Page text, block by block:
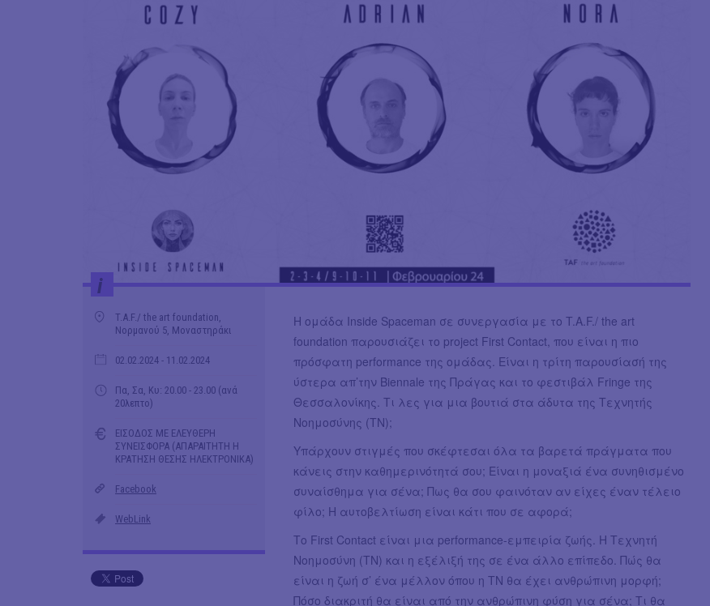
i
T.A.F./ the art foundation,
Νορμανού 5, Μοναστηράκι
02.02.2024 - 11.02.2024
Πα, Σα, Κυ: 20.00 - 23.00 (ανά
20λεπτο)
ΕΙΣΟΔΟΣ ΜΕ ΕΛΕΥΘΕΡΗ
ΣΥΝΕΙΣΦΟΡΑ (ΑΠΑΡΑΙΤΗΤΗ Η
ΚΡΑΤΗΣΗ ΘΕΣΗΣ ΗΛΕΚΤΡΟΝΙΚΑ)
Facebook
WebLink
Η ομάδα Inside Spaceman σε συνεργασία με το T.A.F./ the art
foundation παρουσιάζει το project First Contact, που είναι η πιο
πρόσφατη performance της ομάδας. Είναι η τρίτη παρουσίασή της
ύστερα απ’την Biennale της Πράγας και το φεστιβάλ Fringe της
Θεσσαλονίκης. Τι λες για μια βουτιά στα άδυτα της Τεχνητής
Νοημοσύνης (ΤΝ);
Υπάρχουν στιγμές που σκέφτεσαι όλα τα βαρετά πράγματα που
κάνεις στην καθημερινότητά σου; Είναι η μοναξιά ένα συνηθισμένο
συναίσθημα για σένα; Πως θα σου φαινόταν αν είχες έναν τέλειο
φίλο; Η αυτοβελτίωση είναι κάτι που σε αφορά;
Το First Contact είναι μια performance-εμπειρία ζωής. H Τεχνητή
Νοημοσύνη (ΤΝ) και η εξέλιξή της σε ένα άλλο επίπεδο. Πώς θα
είναι η ζωή σ’ ένα μέλλον όπου η ΤΝ θα έχει ανθρώπινη μορφή;
Πόσο διακριτή θα είναι από την ανθρώπινη φύση για σένα; Τι θα